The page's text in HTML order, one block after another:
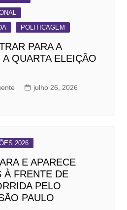
POLITICAGEM
PARA A
QUARTA ELEIÇÃO
julho 26, 2026
2026
E APARECE
À FRENTE DE
PELO
PAULO